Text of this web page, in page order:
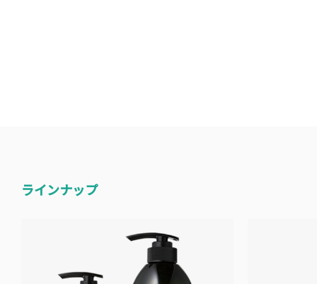
ラインナップ